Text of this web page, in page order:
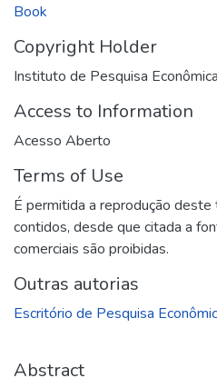
Book
Copyright Holder
Instituto de Pesquisa
Access to Information
Acesso Aberto
Terms of Use
É permitida a reprodução
contidos, desde que citada a
comerciais são proibidas.
Outras autorias
Escritório de Pesquisa
Abstract